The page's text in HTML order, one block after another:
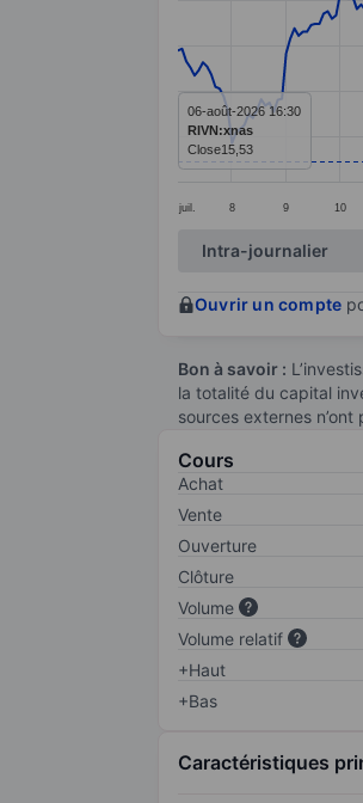
Line chart with 293
The chart has 1 X
The chart has 1 Y
juil. 8 9 10
06-août-2026 16:30
RIVN:xnas
Close15,53
End of interactive
Intra-journalier
Ouvrir un compte
Bon à savoir :
la totalité du capital
sources externes
Cours
Achat
Vente
Ouverture
Clôture
Volume
Volume relatif
+Haut
+Bas
Caractéristiques